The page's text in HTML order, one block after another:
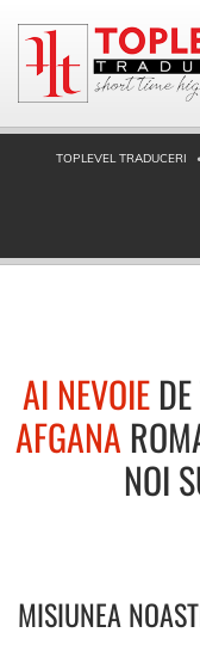
TOPLEVEL TRADUCERI
AI NEVOIEDE
AFGANA
NOI
MISIUNEA